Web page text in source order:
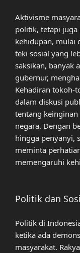
Aktivisme
politik, tetapi juga
kehidupan, mulai
teki sosial yang
saksikan, banyak
gubernur,
Kehadiran tokoh-
dalam diskusi
tentang keinginan
negara. Dengan
hingga penyanyi,
meminta
memengaruhi
Politik dan
Politik di
ketika ada
masyarakat.